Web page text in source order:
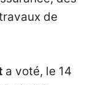
de
a voté, le 14